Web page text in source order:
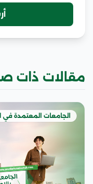
مقالات ذات
الجامعات المعتمدة في